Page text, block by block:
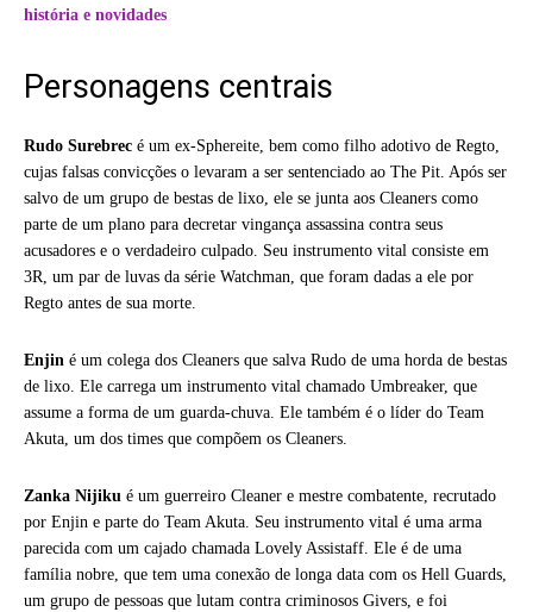
história e novidades
Personagens centrais
Rudo Surebrec é um ex-Sphereite, bem como filho adotivo de Regto,
cujas falsas convicções o levaram a ser sentenciado ao The Pit. Após ser
salvo de um grupo de bestas de lixo, ele se junta aos Cleaners como
parte de um plano para decretar vingança assassina contra seus
acusadores e o verdadeiro culpado. Seu instrumento vital consiste em
3R, um par de luvas da série Watchman, que foram dadas a ele por
Regto antes de sua morte.
Enjin é um colega dos Cleaners que salva Rudo de uma horda de bestas
de lixo. Ele carrega um instrumento vital chamado Umbreaker, que
assume a forma de um guarda-chuva. Ele também é o líder do Team
Akuta, um dos times que compõem os Cleaners.
Zanka Nijiku é um guerreiro Cleaner e mestre combatente, recrutado
por Enjin e parte do Team Akuta. Seu instrumento vital é uma arma
parecida com um cajado chamada Lovely Assistaff. Ele é de uma
família nobre, que tem uma conexão de longa data com os Hell Guards,
um grupo de pessoas que lutam contra criminosos Givers, e foi